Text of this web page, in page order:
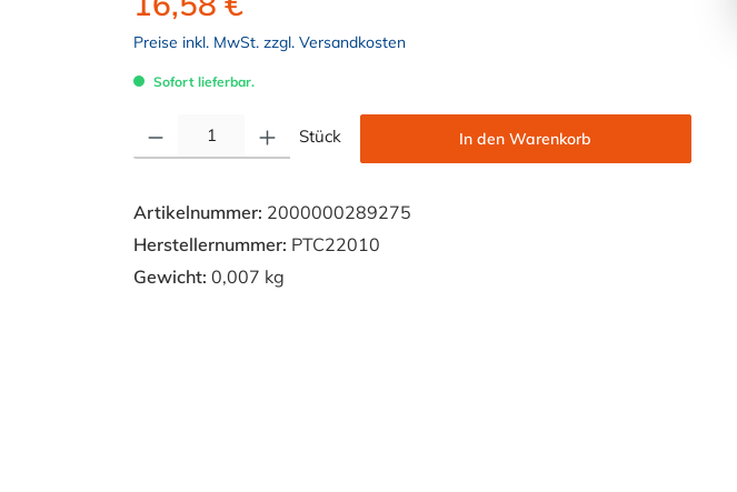
Preise inkl. MwSt. zzgl. Versandkosten
Sofort lieferbar.
Stück In den Warenkorb
Artikelnummer: 2000000289275
Herstellernummer: PTC22010
Gewicht: 0,007 kg